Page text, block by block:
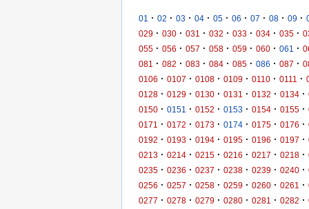
01 · 02 · 03 · 04 · 05 · 06 · 07 · 08 · 09 ·
029 · 030 · 031 · 032 · 033 · 034 · 035 ·
055 · 056 · 057 · 058 · 059 · 060 · 061 ·
081
· 082 · 083 · 084 · 085 · 086 · 087 ·
0106 · 0107 · 0108 · 0109 · 0110 · 0111 ·
0128 · 0129 · 0130 · 0131 · 0132 · 0134 ·
0150 · 0151 · 0152 · 0153 · 0154 · 0155 ·
0171
· 0172 · 0173 · 0174 · 0175 · 0176 ·
0192 · 0193 · 0194 · 0195 · 0196 · 0197 ·
0213 · 0214 · 0215 · 0216 · 0217 · 0218 ·
0235 · 0236 · 0237 · 0238 · 0239 · 0240 ·
0256 · 0257 · 0258 · 0259 · 0260 · 0261 ·
0277 · 0278 · 0279 · 0280 · 0281 · 0282 ·